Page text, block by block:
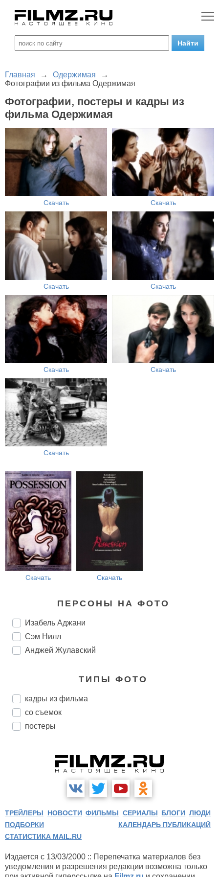
Главная → Одержимая
→
Фотографии из фильма Одержимая
Фотографии, постеры и кадры из
фильма Одержимая
Скачать Скачать
Скачать Скачать
Скачать Скачать
Скачать
Скачать Скачать
ПЕРСОНЫ НА ФОТО
Изабель Аджани
Сэм Нилл
Анджей Жулавский
ТИПЫ ФОТО
кадры из фильма
со съемок
постеры
ТРЕЙЛЕРЫ НОВОСТИ ФИЛЬМЫ СЕРИАЛЫ БЛОГИ ЛЮДИ
ПОДБОРКИ
КАЛЕНДАРЬ ПУБЛИКАЦИЙ
СТАТИСТИКА MAIL.RU
Издается с 13/03/2000 :: Перепечатка материалов без
уведомления и разрешения редакции возможна только